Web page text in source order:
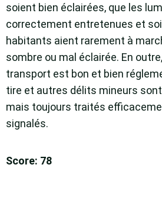
soient bien éclairées, que les
correctement entretenues et
habitants aient rarement à
sombre ou mal éclairée. En
transport est bon et bien
tire et autres délits mineurs
mais toujours traités
signalés.
Score: 78